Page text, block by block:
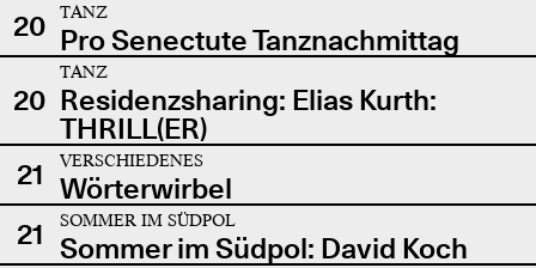
20
TANZ
Pro Senectute Tanznachmittag
20
TANZ
Residenzsharing: Elias Kurth:
THRILL(ER)
21
VERSCHIEDENES
Wörterwirbel
21
SOMMER IM SÜDPOL
Sommer im Südpol: David Koch